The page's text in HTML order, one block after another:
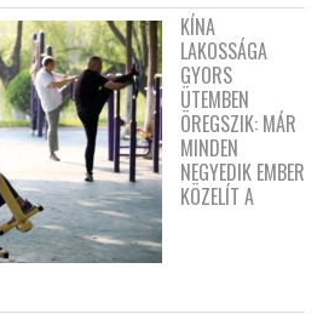
KÍNA
LAKOSSÁGA
GYORS
ÜTEMBEN
ÖREGSZIK: MÁR
MINDEN
NEGYEDIK EMBER
KÖZELÍT A